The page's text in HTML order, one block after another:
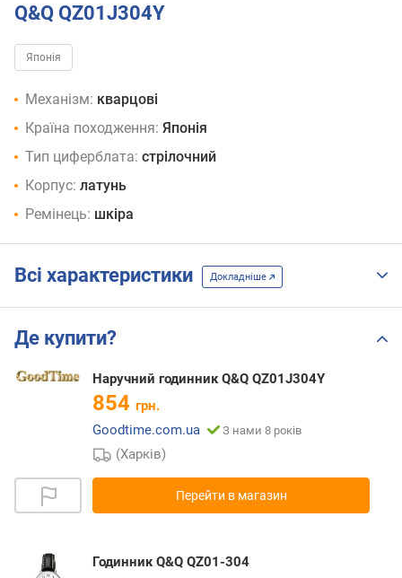
Q&Q QZ01J304Y
Японія
Механізм: кварцові
Країна походження: Японія
Тип циферблата: стрілочний
Корпус: латунь
Ремінець: шкіра
Всі характеристики Докладніше
Де купити?
Наручний годинник Q&Q QZ01J304Y
854 грн.
Goodtime.com.ua
З нами 8 років
(Харків)
Перейти в магазин
Годинник Q&Q QZ01-304